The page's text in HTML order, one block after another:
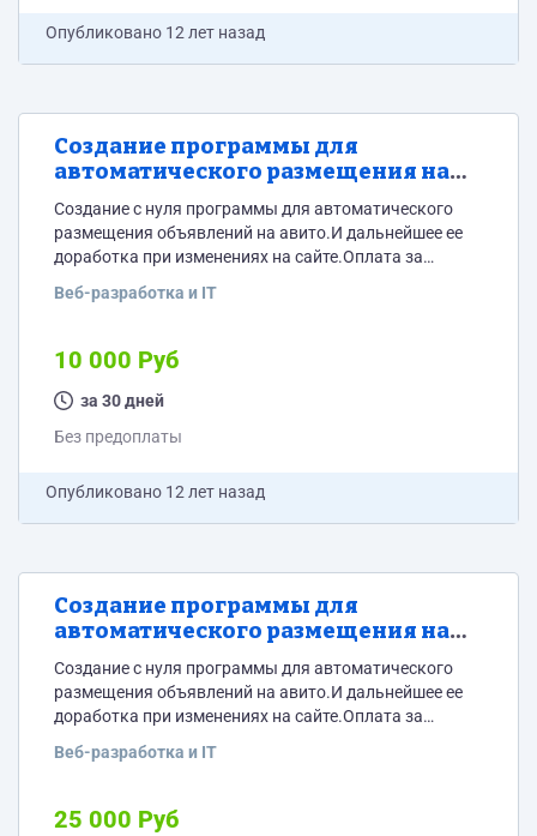
Опубликовано 12 лет назад
Создание программы для
автоматического размещения на
авито
Создание с нуля программы для автоматического
размещения объявлений на авито.И дальнейшее ее
доработка при изменениях на сайте.Оплата за
обслуживание(изменение программы).Кто в
Веб-разработка и IT
10 000 Руб
за 30 дней
Без предоплаты
Опубликовано 12 лет назад
Создание программы для
автоматического размещения на
авито
Создание с нуля программы для автоматического
размещения объявлений на авито.И дальнейшее ее
доработка при изменениях на сайте.Оплата за
обслуживание(изменение программы).Кто в
Веб-разработка и IT
25 000 Руб